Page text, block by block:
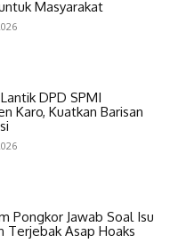
Masyarakat
DPD SPMI
Karo, Kuatkan Barisan
Pongkor Jawab Soal Isu
Terjebak Asap Hoaks